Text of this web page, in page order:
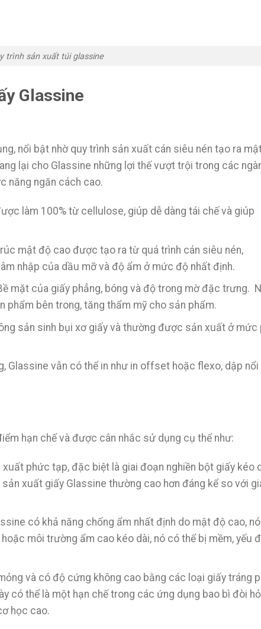
trình sản xuất túi glassine
Glassine
nổi bật nhờ quy trình sản xuất cán siêu nén tạo ra
lại cho Glassine những lợi thế vượt trội trong các
năng ngăn cách cao.
làm 100% từ cellulose, giúp dễ dàng tái chế và giúp
mật độ cao được tạo ra từ quá trình cán siêu nén,
nhập của dầu mỡ và độ ẩm ở mức độ nhất định.
mặt của giấy phẳng, bóng và độ trong mờ đặc trưng.
phẩm bên trong, tăng thẩm mỹ cho sản phẩm.
sản sinh bụi xơ giấy và thường được sản xuất ở mức
Glassine vẫn có thể in như in offset hoặc flexo, dập nổi
hạn chế và được cân nhắc sử dụng cụ thể như:
phức tạp, đặc biệt là giai đoạn nghiền bột giấy kéo
xuất giấy Glassine thường cao hơn đáng kể so với
có khả năng chống ẩm nhất định do mật độ cao, nó
môi trường ẩm cao kéo dài, nó có thể bị mềm, yếu
và có độ cứng không cao bằng các loại giấy tráng
có thể là một hạn chế trong các ứng dụng bao bì đòi
học cao.